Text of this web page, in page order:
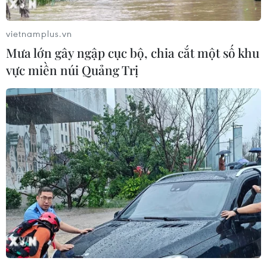
“Bông hồng lai” Emoura Phạm đăng
quang Miss Grand Vietnam 2026
31/07/2026 22:19
FAHASA và iiGEN mang “thế
giới nhân vật” đến mùa tựu trường
2026
31/07/2026 14:43
Nhan sắc Yến Nhi trước "giờ G" trao
lại vương miện cho người kế nhiệm
31/07/2026 05:27
vietnamplus.vn
Mưa lớn gây ngập cục bộ, chia cắt một số khu
vực miền núi Quảng Trị